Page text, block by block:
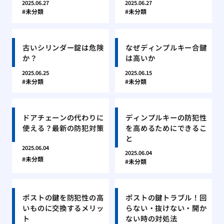
2025.06.27
未分類
2025.06.27
未分類
古いシリンダー錠は危険
か？
2025.06.25
未分類
なぜディンプルキー合鍵
は高いか
2025.06.15
未分類
ドアチェーンの代わりに
使える？最新の防犯対策
2025.06.04
未分類
ディンプルキーの防犯性
を高めるためにできるこ
と
2025.06.04
未分類
ポストの鍵を防犯性の高
いものに交換するメリッ
ト
ポストの鍵トラブル！回
らない・抜けない・開か
ない時の対処法